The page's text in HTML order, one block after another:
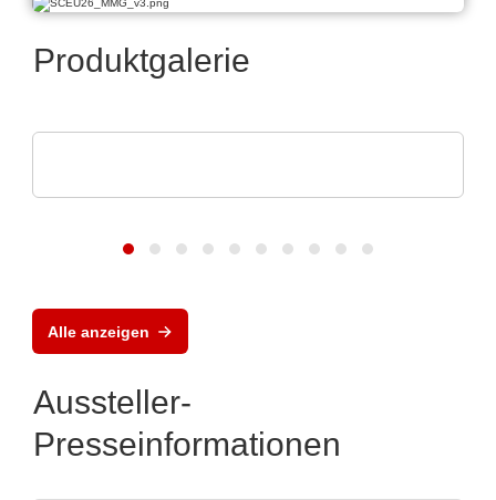
Produktgalerie
Alle anzeigen
Aussteller-
Presseinformationen